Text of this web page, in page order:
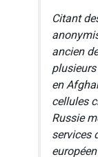
Citant
ancien
en
cellules
Russie
services